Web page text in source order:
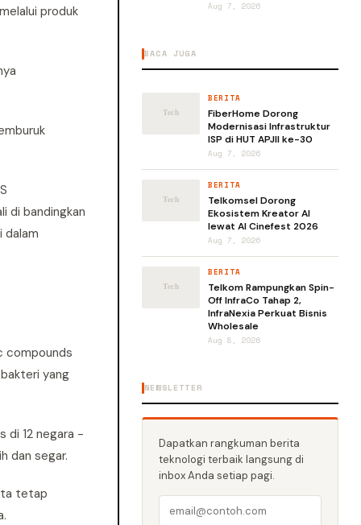
produk
di bandingkan
dalam
compounds
yang
di 12 negara -
dan segar.
tetap
Aug 7, 2026
BACA JUGA
BERITA
FiberHome Dorong
Modernisasi Infrastruktur
ISP di HUT APJII ke-30
Aug 7, 2026
BERITA
Telkomsel Dorong
Ekosistem Kreator AI
lewat AI Cinefest 2026
Aug 7, 2026
BERITA
Telkom Rampungkan Spin-
Off InfraCo Tahap 2,
InfraNexia Perkuat Bisnis
Wholesale
Aug 8, 2026
NEWSLETTER
Dapatkan rangkuman berita
teknologi terbaik langsung di
inbox Anda setiap pagi.